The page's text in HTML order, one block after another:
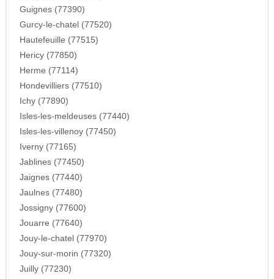
Guignes (77390)
Gurcy-le-chatel (77520)
Hautefeuille (77515)
Hericy (77850)
Herme (77114)
Hondevilliers (77510)
Ichy (77890)
Isles-les-meldeuses (77440)
Isles-les-villenoy (77450)
Iverny (77165)
Jablines (77450)
Jaignes (77440)
Jaulnes (77480)
Jossigny (77600)
Jouarre (77640)
Jouy-le-chatel (77970)
Jouy-sur-morin (77320)
Juilly (77230)